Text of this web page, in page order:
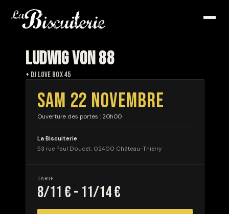
LUDWIG VON 88
+ DJ LOVE BOX 45
SAM 22 NOVEMBRE
Ouverture des portes : 20h00
La Biscuiterie
53 rue Paul Doucet, 02400 Château-Thierry
TARIF
8/11 € - 11/14 €